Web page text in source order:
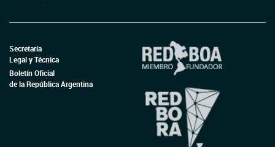
Secretaría
Legal y Técnica
Boletín Oficial
de la República Argentina